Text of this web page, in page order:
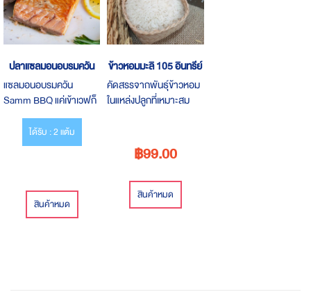
ปลาแซลมอนอบรมควัน
แซลมอนอบรมควัน
Samm BBQ แค่เข้าเวฟก็
สามารถทานได้ทันที
ได้รับ : 2 แต้ม
สินค้าหมด
ข้าวหอมมะลิ 105 อินทรีย์
คัดสรรจากพันธุ์ข้าวหอม
ในแหล่งปลูกที่เหมาะสม
฿99.00
สินค้าหมด